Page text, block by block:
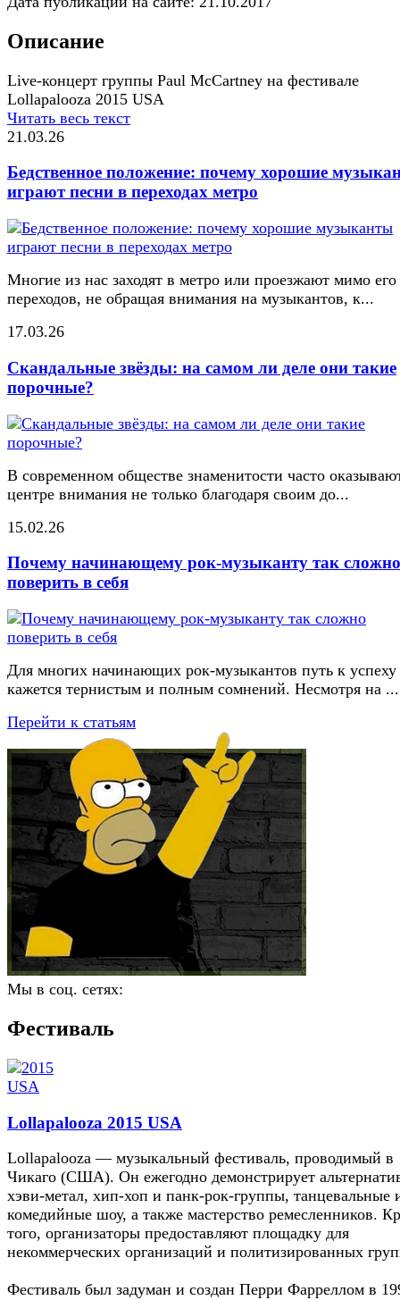
Описание
Live-концерт группы Paul McCartney на фестивале
Lollapalooza 2015 USA
Читать весь текст
21.03.26
Бедственное положение: почему хорошие
играют песни в переходах метро
Многие из нас заходят в метро или проезжают мимо его
переходов, не обращая внимания на музыкантов, к...
17.03.26
Скандальные звёзды: на самом ли деле они такие
порочные?
В современном обществе знаменитости часто
центре внимания не только благодаря своим до...
15.02.26
Почему начинающему рок-музыканту так сложно
поверить в себя
Для многих начинающих рок-музыкантов путь к успеху
кажется тернистым и полным сомнений. Несмотря на ...
Перейти к статьям
Мы в соц. сетях:
Фестиваль
Lollapalooza 2015 USA
Lollapalooza — музыкальный фестиваль, проводимый в
Чикаго (США). Он ежегодно демонстрирует
хэви-метал, хип-хоп и панк-рок-группы, танцевальные
комедийные шоу, а также мастерство ремесленников.
того, организаторы предоставляют площадку для
некоммерческих организаций и политизированных
Фестиваль был задуман и создан Перри Фарреллом в